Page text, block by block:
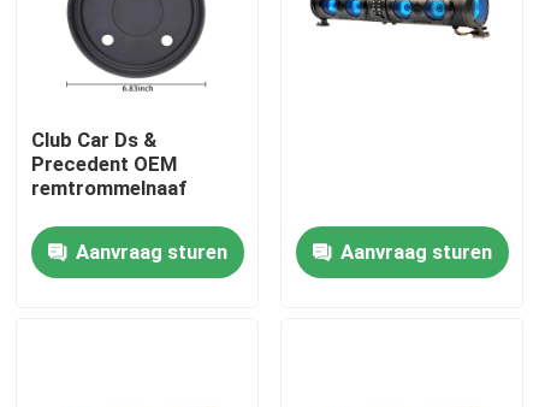
Huis
Club Car Ds &
Precedent OEM
remtrommelnaaf
Aanvraag sturen Aanvraag sturen